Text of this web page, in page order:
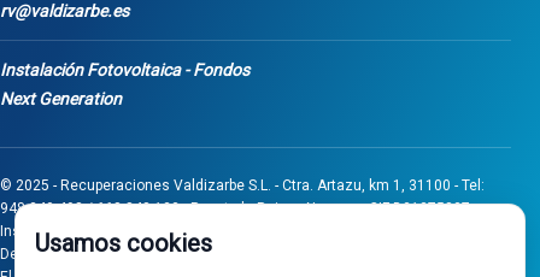
rv@valdizarbe.es
Instalación Fotovoltaica - Fondos
Next Generation
© 2025 - Recuperaciones Valdizarbe S.L. - Ctra. Artazu, km 1, 31100 - Tel:
948 340 498 / 668 848 123 - Puente la Reina - Navarra - CIF B31275837.
Inscrita en el Registro Mercantil de Navarra, Tomo 32, Folio 75, Hoja 525.
Desarrollado porSeintosoft
Usamos cookies